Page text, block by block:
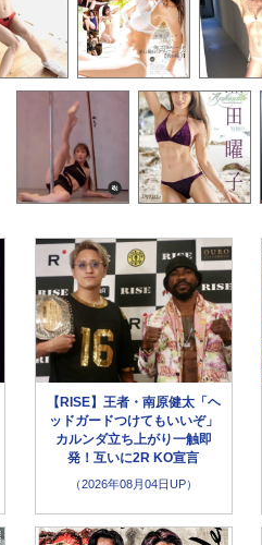
【RISE】王者・南原健太「ヘ
ッドガードつけてもいいぞ」
カルンダ立ち上がり一触即
発！互いに2R KO宣言
（2026年08月04日UP）